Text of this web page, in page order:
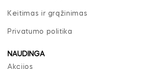
Keitimas ir grąžinimas
Privatumo politika
NAUDINGA
Akcijos